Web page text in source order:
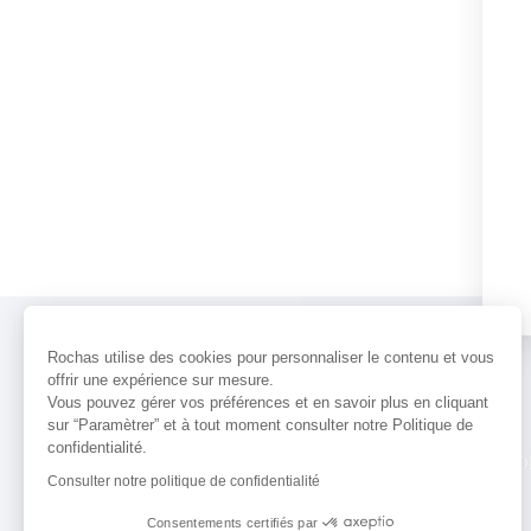
Rochas utilise des cookies pour personnaliser le contenu et vous
offrir une expérience sur mesure.
Vous pouvez gérer vos préférences et en savoir plus en cliquant
sur “Paramètrer” et à tout moment consulter notre Politique de
confidentialité.
Consulter notre politique de confidentialité
Consentements certifiés par